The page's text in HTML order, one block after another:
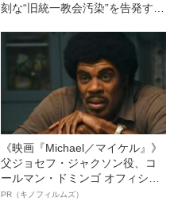
刻な“旧統一教会汚染”を告発する
《映画『Michael／マイケル』》
父ジョセフ・ジャクソン役、コ
ールマン・ドミンゴ オフィシャ
ルインタビュー“観客を魅了した
PR（キノフィルムズ）